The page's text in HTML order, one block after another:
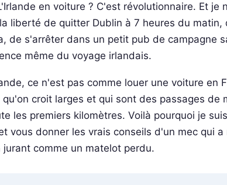
en voiture ? C'est révolutionnaire. Et je
liberté de quitter Dublin à 7 heures du matin,
de s'arrêter dans un petit pub de campagne
même du voyage irlandais.
ce n'est pas comme louer une voiture en
croit larges et qui sont des passages de
les premiers kilomètres. Voilà pourquoi je
vous donner les vrais conseils d'un mec qui a
comme un matelot perdu.